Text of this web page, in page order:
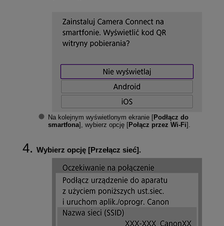
Na kolejnym wyświetlonym ekranie [Podłącz do
smartfona], wybierz opcję [Połącz przez Wi-Fi].
Wybierz opcję [Przełącz sieć].